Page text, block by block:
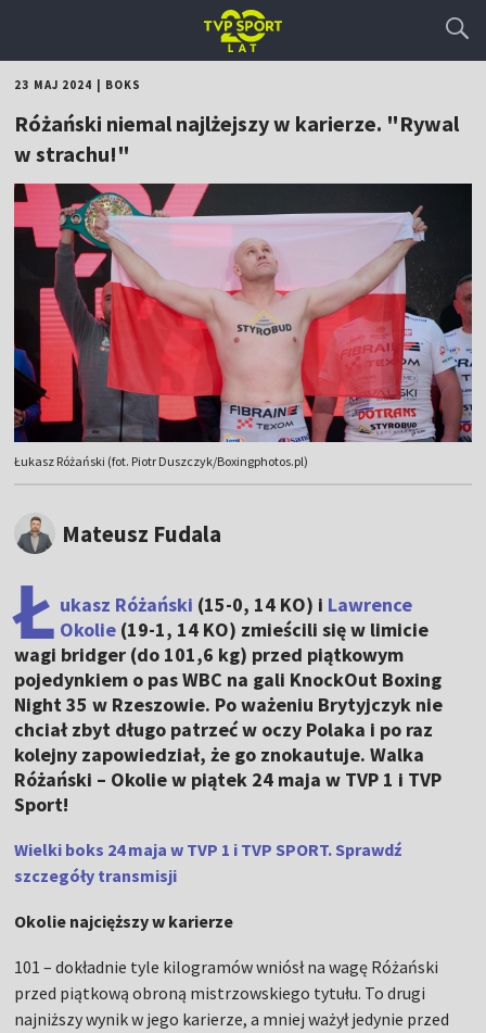
23 MAJ 2024 BOKS
Różański niemal najlżejszy w karierze. "Rywal
w strachu!"
Łukasz Różański (fot. Piotr Duszczyk/Boxingphotos.pl)
Mateusz Fudala
Ł ukasz Różański (15-0, 14 KO) i Lawrence
Okolie (19-1, 14 KO) zmieścili się w limicie
wagi bridger (do 101,6 kg) przed piątkowym
pojedynkiem o pas WBC na gali KnockOut Boxing
Night 35 w Rzeszowie. Po ważeniu Brytyjczyk nie
chciał zbyt długo patrzeć w oczy Polaka i po raz
kolejny zapowiedział, że go znokautuje. Walka
Różański – Okolie w piątek 24 maja w TVP 1 i TVP
Sport!
Wielki boks 24 maja w TVP 1 i TVP SPORT. Sprawdź
szczegóły transmisji
Okolie najcięższy w karierze
101 – dokładnie tyle kilogramów wniósł na wagę Różański
przed piątkową obroną mistrzowskiego tytułu. To drugi
najniższy wynik w jego karierze, a mniej ważył jedynie przed